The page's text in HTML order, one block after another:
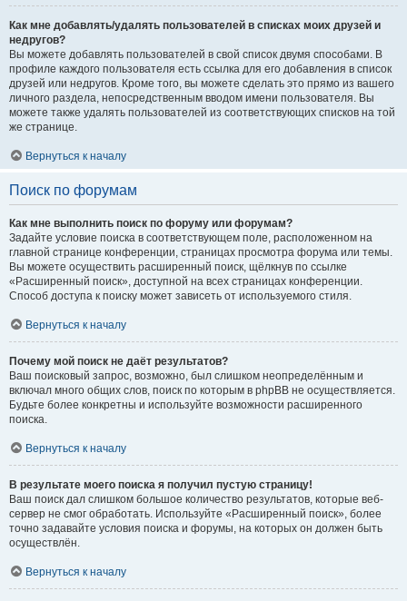
Как мне добавлять/удалять пользователей в списках моих друзей и
недругов?
Вы можете добавлять пользователей в свой список двумя способами. В
профиле каждого пользователя есть ссылка для его добавления в список
друзей или недругов. Кроме того, вы можете сделать это прямо из вашего
личного раздела, непосредственным вводом имени пользователя. Вы
можете также удалять пользователей из соответствующих списков на той
же странице.
Вернуться к началу
Поиск по форумам
Как мне выполнить поиск по форуму или форумам?
Задайте условие поиска в соответствующем поле, расположенном на
главной странице конференции, страницах просмотра форума или темы.
Вы можете осуществить расширенный поиск, щёлкнув по ссылке
«Расширенный поиск», доступной на всех страницах конференции.
Способ доступа к поиску может зависеть от используемого стиля.
Вернуться к началу
Почему мой поиск не даёт результатов?
Ваш поисковый запрос, возможно, был слишком неопределённым и
включал много общих слов, поиск по которым в phpBB не осуществляется.
Будьте более конкретны и используйте возможности расширенного
поиска.
Вернуться к началу
В результате моего поиска я получил пустую страницу!
Ваш поиск дал слишком большое количество результатов, которые веб-
сервер не смог обработать. Используйте «Расширенный поиск», более
точно задавайте условия поиска и форумы, на которых он должен быть
осуществлён.
Вернуться к началу